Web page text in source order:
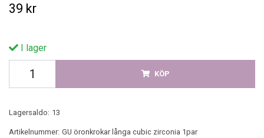
39 kr
I lager
KÖP
Lagersaldo: 13
Artikelnummer: GU öronkrokar långa cubic zirconia 1par